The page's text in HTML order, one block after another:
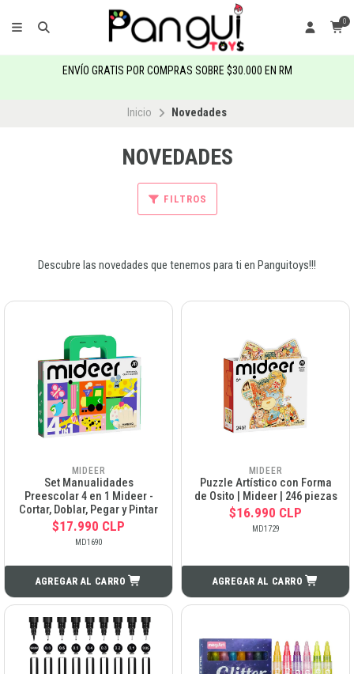
0
ENVÍO GRATIS POR COMPRAS SOBRE $30.000 EN RM
Inicio Novedades
NOVEDADES
FILTROS
Descubre las novedades que tenemos para ti en Panguitoys!!!
MIDEER
Set Manualidades
Preescolar 4 en 1 Mideer -
Cortar, Doblar, Pegar y Pintar
$17.990 CLP
MD1690
AGREGAR AL CARRO
MIDEER
Puzzle Artístico con Forma
de Osito | Mideer | 246 piezas
$16.990 CLP
MD1729
AGREGAR AL CARRO